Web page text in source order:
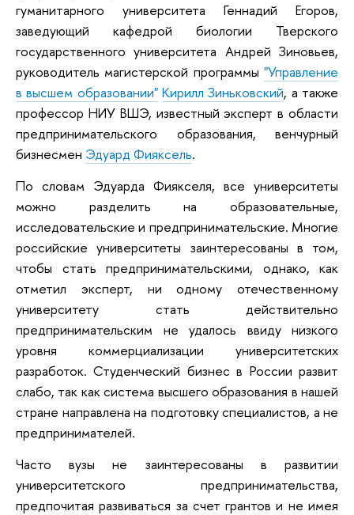
гуманитарного университета Геннадий Егоров,
заведующий кафедрой биологии Тверского
государственного университета Андрей Зиновьев,
руководитель магистерской программы "Управление
в высшем образовании" Кирилл Зиньковский, а также
профессор НИУ ВШЭ, известный эксперт в области
предпринимательского образования, венчурный
бизнесмен Эдуард Фияксель.
По словам Эдуарда Фиякселя, все университеты
можно разделить на образовательные,
исследовательские и предпринимательские. Многие
российские университеты заинтересованы в том,
чтобы стать предпринимательскими, однако, как
отметил эксперт, ни одному отечественному
университету стать действительно
предпринимательским не удалось ввиду низкого
уровня коммерциализации университетских
разработок. Студенческий бизнес в России развит
слабо, так как система высшего образования в нашей
стране направлена на подготовку специалистов, а не
предпринимателей.
Часто вузы не заинтересованы в развитии
университетского предпринимательства,
предпочитая развиваться за счет грантов и не имея